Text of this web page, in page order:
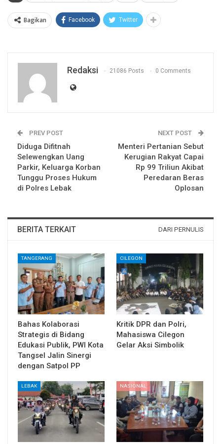
Bagikan Facebook Twitter
Redaksi 21086 Posts 0 Comments
PREV POST
Diduga Difitnah
Selewengkan Uang
Parkir, Keluarga Korban
Tunggu Proses Hukum
di Polres Lebak
NEXT POST
Menteri Pertanian Sebut
Kerugian Rakyat Capai
Rp 99 Triliun Akibat
Peredaran Beras
Oplosan
BERITA TERKAIT DARI PERNULIS
TANGERANG
Bahas Kolaborasi
Strategis di Bidang
Edukasi Publik, PWI Kota
Tangsel Jalin Sinergi
dengan Satpol PP
CILEGON
Kritik DPR dan Polri,
Mahasiswa Cilegon
Gelar Aksi Simbolik
LEBAK NASIONAL